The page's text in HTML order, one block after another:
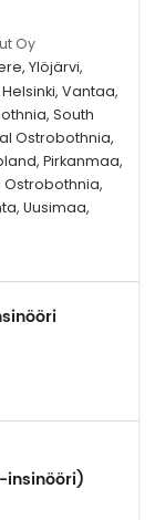
Oy
Ylöjärvi,
Vantaa,
South
Ostrobothnia,
Pirkanmaa,
Ostrobothnia,
Uusimaa,
insinööri)